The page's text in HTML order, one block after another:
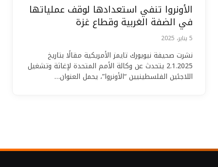
الأونروا تنفي استعدادها لوقف عملياتها
في الضفة الغربية وقطاع غزة
5 يناير، 2025
نشرت صحيفة نيويورك تايمز الأمريكية مقالًا بتاريخ
2.1.2025 يتحدث عن وكالة الأمم المتحدة لإغاثة وتشغيل
اللاجئين الفلسطينيين “الأونروا”، يحمل العنوان…